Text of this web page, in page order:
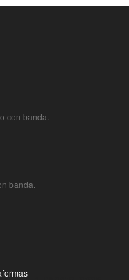
con banda.
banda.